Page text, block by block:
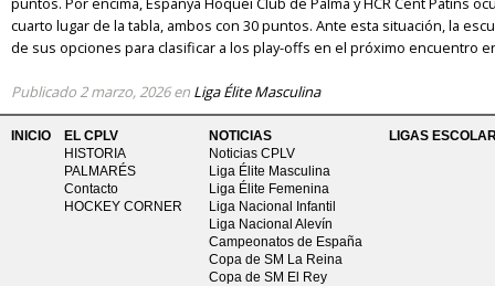
cuarto lugar de la tabla, ambos con 30 puntos. Ante esta situación, la
de sus opciones para clasificar a los play-offs en el próximo encuentro
Publicado 2 marzo, 2026en Liga Élite Masculina
INICIO
EL CPLV
HISTORIA
PALMARÉS
Contacto
HOCKEY CORNER
NOTICIAS
Noticias CPLV
Liga Élite Masculina
Liga Élite Femenina
Liga Nacional Infantil
Liga Nacional Alevín
Campeonatos de España
Copa de SM La Reina
Copa de SM El Rey
LIGAS